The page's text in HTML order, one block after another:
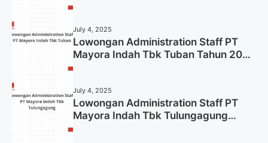
July 4, 2025
Lowongan Administration Staff PT
Mayora Indah Tbk Tuban Tahun 2025
July 4, 2025
Lowongan Administration Staff PT
Mayora Indah Tbk Tulungagung